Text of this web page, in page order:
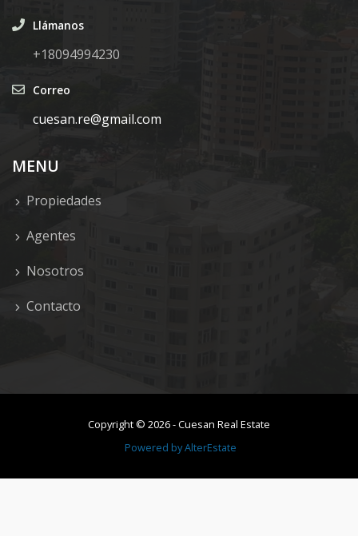
Llámanos
+18094994230
Correo
cuesan.re@gmail.com
MENU
Propiedades
Agentes
Nosotros
Contacto
Copyright © 2026-Cuesan Real Estate
Powered byAlterEstate